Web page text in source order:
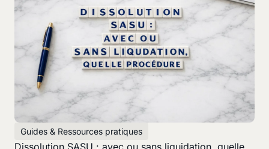
Guides & Ressources pratiques
Dissolution SASU : avec ou sans liquidation, quelle